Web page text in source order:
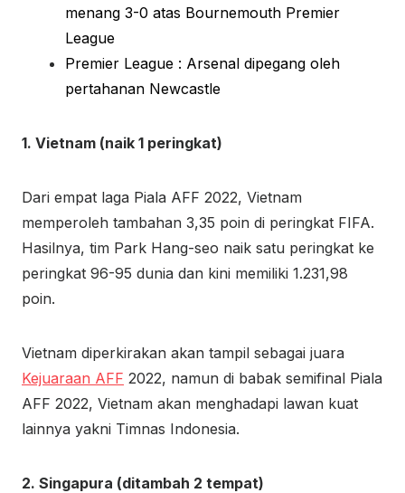
menang 3-0 atas Bournemouth Premier
League
Premier League : Arsenal dipegang oleh
pertahanan Newcastle
1. Vietnam (naik 1 peringkat)
Dari empat laga Piala AFF 2022, Vietnam
memperoleh tambahan 3,35 poin di peringkat FIFA.
Hasilnya, tim Park Hang-seo naik satu peringkat ke
peringkat 96-95 dunia dan kini memiliki 1.231,98
poin.
Vietnam diperkirakan akan tampil sebagai juara
Kejuaraan AFF 2022, namun di babak semifinal Piala
AFF 2022, Vietnam akan menghadapi lawan kuat
lainnya yakni Timnas Indonesia.
2. Singapura (ditambah 2 tempat)